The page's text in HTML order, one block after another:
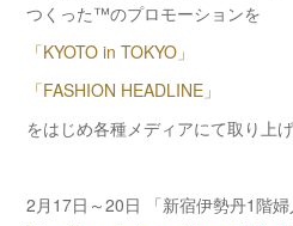
つくった™のプロモーションを
「KYOTO in TOKYO」
「FASHION HEADLINE」
をはじめ各種メディアにて取り上
2月17日～20日 「新宿伊勢丹1階婦